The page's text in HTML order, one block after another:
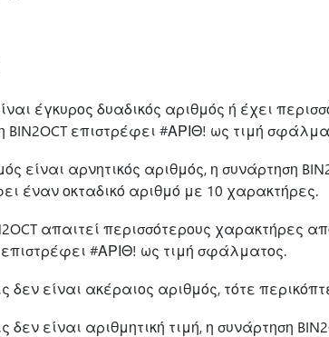
έγκυρος δυαδικός αριθμός ή έχει
BIN2OCT επιστρέφει #ΑΡΙΘ! ως τιμή
είναι αρνητικός αριθμός, η συνάρτηση
έναν οκταδικό αριθμό με 10 χαρακτήρες.
απαιτεί περισσότερους χαρακτήρες
επιστρέφει #ΑΡΙΘ! ως τιμή σφάλματος.
δεν είναι ακέραιος αριθμός, τότε
δεν είναι αριθμητική τιμή, η συνάρτηση